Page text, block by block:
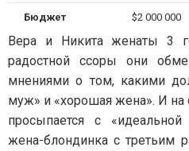
Бюджет $2 000 000
Вера и Никита женаты 3
радостной ссоры они
мнениями о том, какими
муж» и «хорошая жена». И
просыпается с
жена-блондинка с третьим